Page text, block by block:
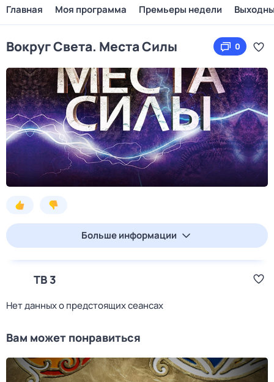
Главная Моя программа Премьеры недели
Вокруг Света. Места Силы 0
Больше информации
ТВ 3
Нет данных о предстоящих сеансах
Вам может понравиться